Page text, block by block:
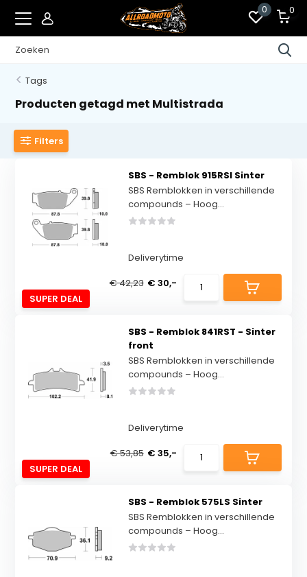
0 0
Tags
Producten getagd met Multistrada
Filters
SUPER DEAL
SBS - Remblok 915RSI Sinter
SBS Remblokken in verschillende
compounds – Hoog...
Deliverytime
€ 42,23 € 30,-
SUPER DEAL
SBS - Remblok 841RST - Sinter
front
SBS Remblokken in verschillende
compounds – Hoog...
Deliverytime
€ 53,85 € 35,-
SBS - Remblok 575LS Sinter
SBS Remblokken in verschillende
compounds – Hoog...